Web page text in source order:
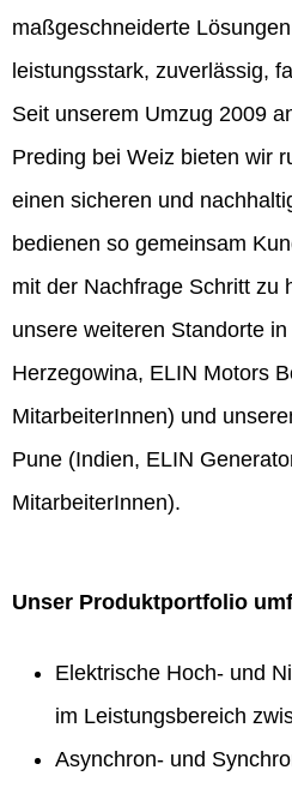
maßgeschneiderte
leistungsstark, zuverlässig,
Seit unserem Umzug 2009
Preding bei Weiz bieten wir
einen sicheren und
bedienen so gemeinsam
mit der Nachfrage Schritt zu
unsere weiteren Standorte
Herzegowina, ELIN Motors
MitarbeiterInnen) und
Pune (Indien, ELIN
MitarbeiterInnen).
Unser Produktportfolio
Elektrische Hoch- und
im Leistungsbereich
Asynchron- und